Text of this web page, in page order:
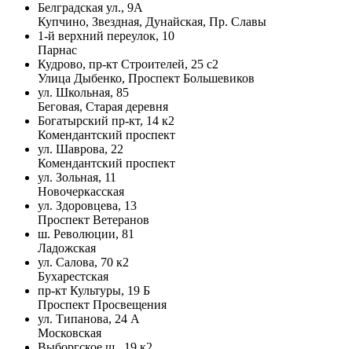
Белградская ул., 9А
Купчино, Звездная, Дунайская, Пр. Славы
1-й верхний переулок, 10
Парнас
Кудрово, пр-кт Строителей, 25 с2
Улица Дыбенко, Проспект Большевиков
ул. Школьная, 85
Беговая, Старая деревня
Богатырский пр-кт, 14 к2
Комендантский проспект
ул. Шаврова, 22
Комендантский проспект
ул. Зольная, 11
Новочеркасская
ул. Здоровцева, 13
Проспект Ветеранов
ш. Революции, 81
Ладожская
ул. Салова, 70 к2
Бухарестская
пр-кт Культуры, 19 Б
Проспект Просвещения
ул. Типанова, 24 А
Московская